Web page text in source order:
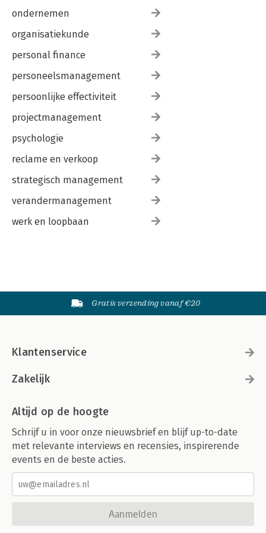
Index van zaken en personen 289
ondernemen
organisatiekunde
personal finance
personeelsmanagement
persoonlijke effectiviteit
projectmanagement
psychologie
reclame en verkoop
strategisch management
verandermanagement
werk en loopbaan
Gratis verzending vanaf €20
Klantenservice
Zakelijk
Altijd op de hoogte
Schrijf u in voor onze nieuwsbrief en blijf up-to-date
met relevante interviews en recensies, inspirerende
events en de beste acties.
Aanmelden